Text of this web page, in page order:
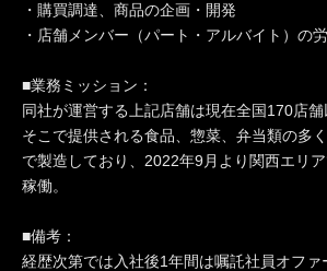
・購買調達、商品の企画・開発
・店舗メンバー（パート・アルバイト）の
■業務ミッション：
同社が運営する上記店舗は現在全国170店舗
そこで提供される食品、惣菜、弁当類の多
で製造しており、2022年9月より関西エリ
稼働。
■備考：
経歴次第では入社後1年間は嘱託社員オファ